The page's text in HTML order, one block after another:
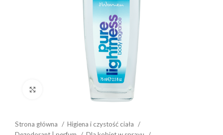
Click to enlarge
Strona główna
Higiena i czystość ciała